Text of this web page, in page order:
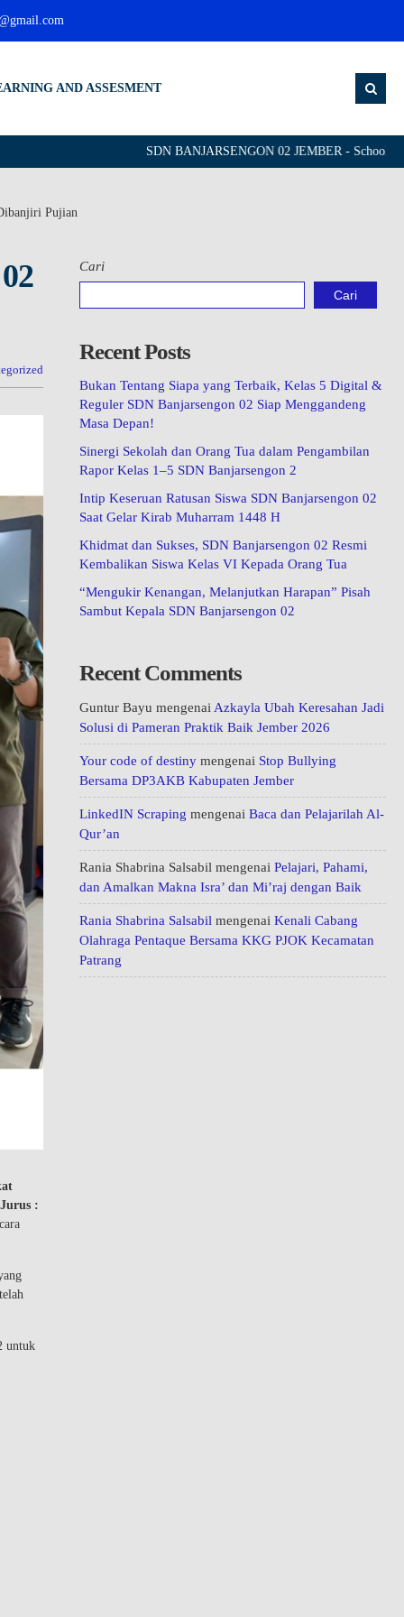
AND ASSESMENT
SDN BANJARSENGON 02 JEMBER - School of
Pujian
:
untuk
Cari
Cari
Recent Posts
Bukan Tentang Siapa yang Terbaik, Kelas 5 Digital &
Reguler SDN Banjarsengon 02 Siap Menggandeng
Masa Depan!
Sinergi Sekolah dan Orang Tua dalam Pengambilan
Rapor Kelas 1–5 SDN Banjarsengon 2
Intip Keseruan Ratusan Siswa SDN Banjarsengon 02
Saat Gelar Kirab Muharram 1448 H
Khidmat dan Sukses, SDN Banjarsengon 02 Resmi
Kembalikan Siswa Kelas VI Kepada Orang Tua
“Mengukir Kenangan, Melanjutkan Harapan” Pisah
Sambut Kepala SDN Banjarsengon 02
Recent Comments
Guntur Bayu mengenai Azkayla Ubah Keresahan Jadi
Solusi di Pameran Praktik Baik Jember 2026
Your code of destiny mengenai Stop Bullying
Bersama DP3AKB Kabupaten Jember
LinkedIN Scraping mengenai Baca dan Pelajarilah Al-
Qur’an
Rania Shabrina Salsabil mengenai Pelajari, Pahami,
dan Amalkan Makna Isra’ dan Mi’raj dengan Baik
Rania Shabrina Salsabil mengenai Kenali Cabang
Olahraga Pentaque Bersama KKG PJOK Kecamatan
Patrang